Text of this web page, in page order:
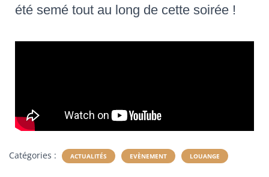
été semé tout au long de cette soirée !
Catégories : ACTUALITÉS EVÈNEMENT LOUANGE